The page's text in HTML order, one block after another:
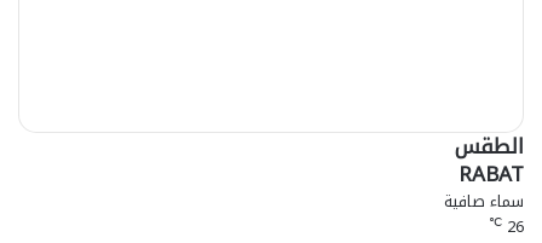
ك
د
إ
ن
u
T
u
b
س
ت
ق
ر
الطقس
RABAT
سماء صافية
26
℃